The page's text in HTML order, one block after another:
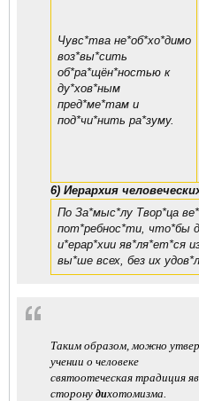
Чувс*тва не*об*хо*димо
воз*вы*сить
об*ра*щён*ностью к
ду*хов*ным
пред*ме*там и
под*чи*нить ра*зуму.
6) Иерархия
По За*мыс*лу Твор*ца
пот*ребнос*ти, что*бы
и*ерар*хии яв*ля*ет*ся
вы*ше всех, без их
Таким образом, можно
учении о человеке
святоотеческая традиция
сторону дихотомизма.